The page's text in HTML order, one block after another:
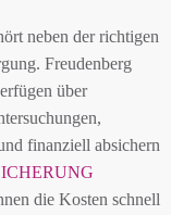
neben der richtigen
Freudenberg
über
finanziell absichern
die Kosten schnell